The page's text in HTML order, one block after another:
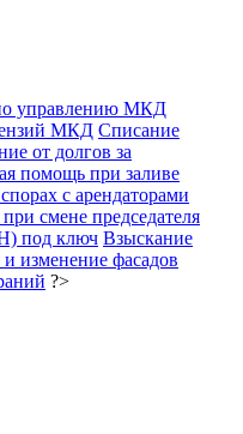
управлению МКД
МКД Списание
от долгов за
помощь при заливе
с арендаторами
смене председателя
под ключ Взыскание
изменение фасадов
?>